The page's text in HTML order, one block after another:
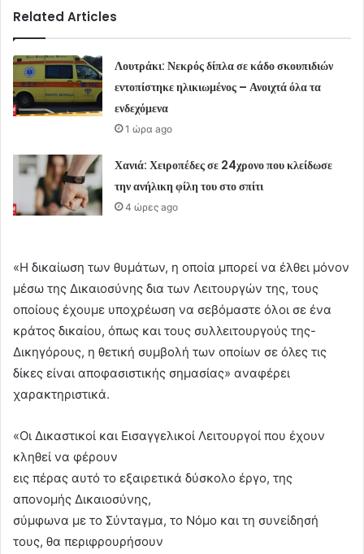
Related Articles
Λουτράκι: Νεκρός δίπλα σε κάδο σκουπιδιών
εντοπίστηκε ηλικιωμένος – Ανοιχτά όλα τα
ενδεχόμενα
1 ώρα ago
Χανιά: Χειροπέδες σε 24χρονο που κλείδωσε
την ανήλικη φίλη του στο σπίτι
4 ώρες ago
«Η δικαίωση των θυμάτων, η οποία μπορεί να έλθει μόνον
μέσω της Δικαιοσύνης δια των Λειτουργών της, τους
οποίους έχουμε υποχρέωση να σεβόμαστε όλοι σε ένα
κράτος δικαίου, όπως και τους συλλειτουργούς της-
Δικηγόρους, η θετική συμβολή των οποίων σε όλες τις
δίκες είναι αποφασιστικής σημασίας» αναφέρει
χαρακτηριστικά.
«Οι Δικαστικοί και Εισαγγελικοί Λειτουργοί που έχουν
κληθεί να φέρουν
εις πέρας αυτό το εξαιρετικά δύσκολο έργο, της
απονομής Δικαιοσύνης,
σύμφωνα με το Σύνταγμα, το Νόμο και τη συνείδησή
τους, θα περιφρουρήσουν